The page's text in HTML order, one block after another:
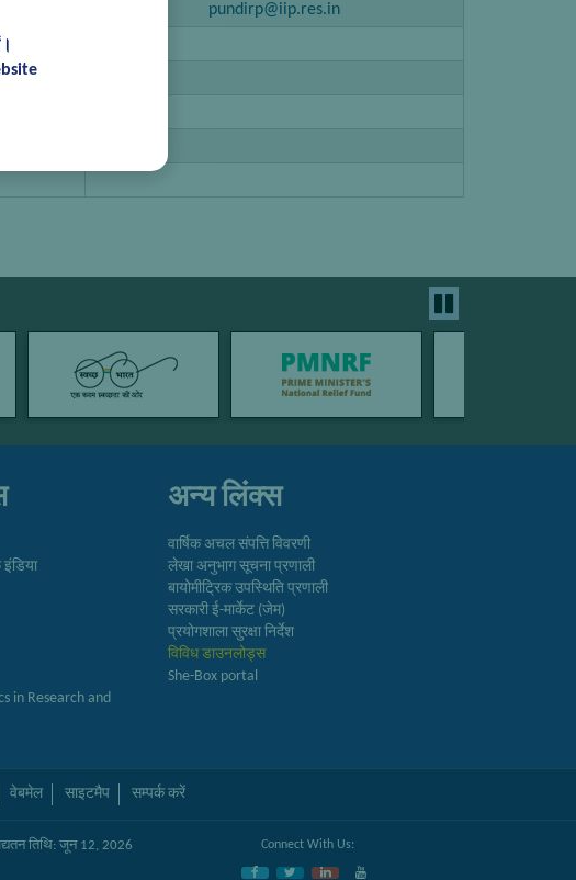
pundirp@iip.res.in
in Research and
अन्य लिंक्स
वार्षिक अचल संपत्ति विवरणी
लेखा अनुभाग सूचना प्रणाली
बायोमीट्रिक उपस्थिति प्रणाली
सरकारी ई-मार्केट (जेम)
प्रयोगशाला सुरक्षा निर्देश
विविध डाउनलोड्स
She-Box portal
वेबमेल साइटमैप सम्पर्क करें
तिथि: जून 12, 2026 Connect With Us: